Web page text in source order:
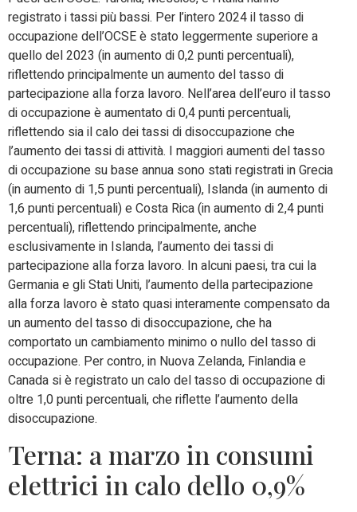
registrato i tassi più bassi. Per l’intero 2024 il tasso di
occupazione dell’OCSE è stato leggermente superiore a
quello del 2023 (in aumento di 0,2 punti percentuali),
riflettendo principalmente un aumento del tasso di
partecipazione alla forza lavoro. Nell’area dell’euro il tasso
di occupazione è aumentato di 0,4 punti percentuali,
riflettendo sia il calo dei tassi di disoccupazione che
l’aumento dei tassi di attività. I maggiori aumenti del tasso
di occupazione su base annua sono stati registrati in Grecia
(in aumento di 1,5 punti percentuali), Islanda (in aumento di
1,6 punti percentuali) e Costa Rica (in aumento di 2,4 punti
percentuali), riflettendo principalmente, anche
esclusivamente in Islanda, l’aumento dei tassi di
partecipazione alla forza lavoro. In alcuni paesi, tra cui la
Germania e gli Stati Uniti, l’aumento della partecipazione
alla forza lavoro è stato quasi interamente compensato da
un aumento del tasso di disoccupazione, che ha
comportato un cambiamento minimo o nullo del tasso di
occupazione. Per contro, in Nuova Zelanda, Finlandia e
Canada si è registrato un calo del tasso di occupazione di
oltre 1,0 punti percentuali, che riflette l’aumento della
disoccupazione.
Terna: a marzo in consumi
elettrici in calo dello 0,9%